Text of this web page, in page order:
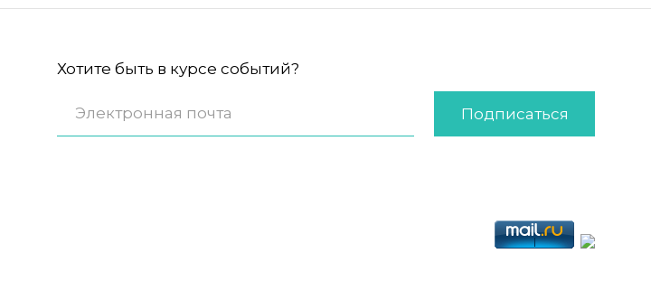
Хотите быть в курсе событий?
Подписаться